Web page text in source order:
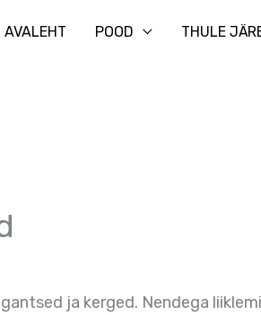
AVALEHT POOD THULE
ja kerged. Nendega